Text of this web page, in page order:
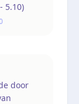
5.10)
door